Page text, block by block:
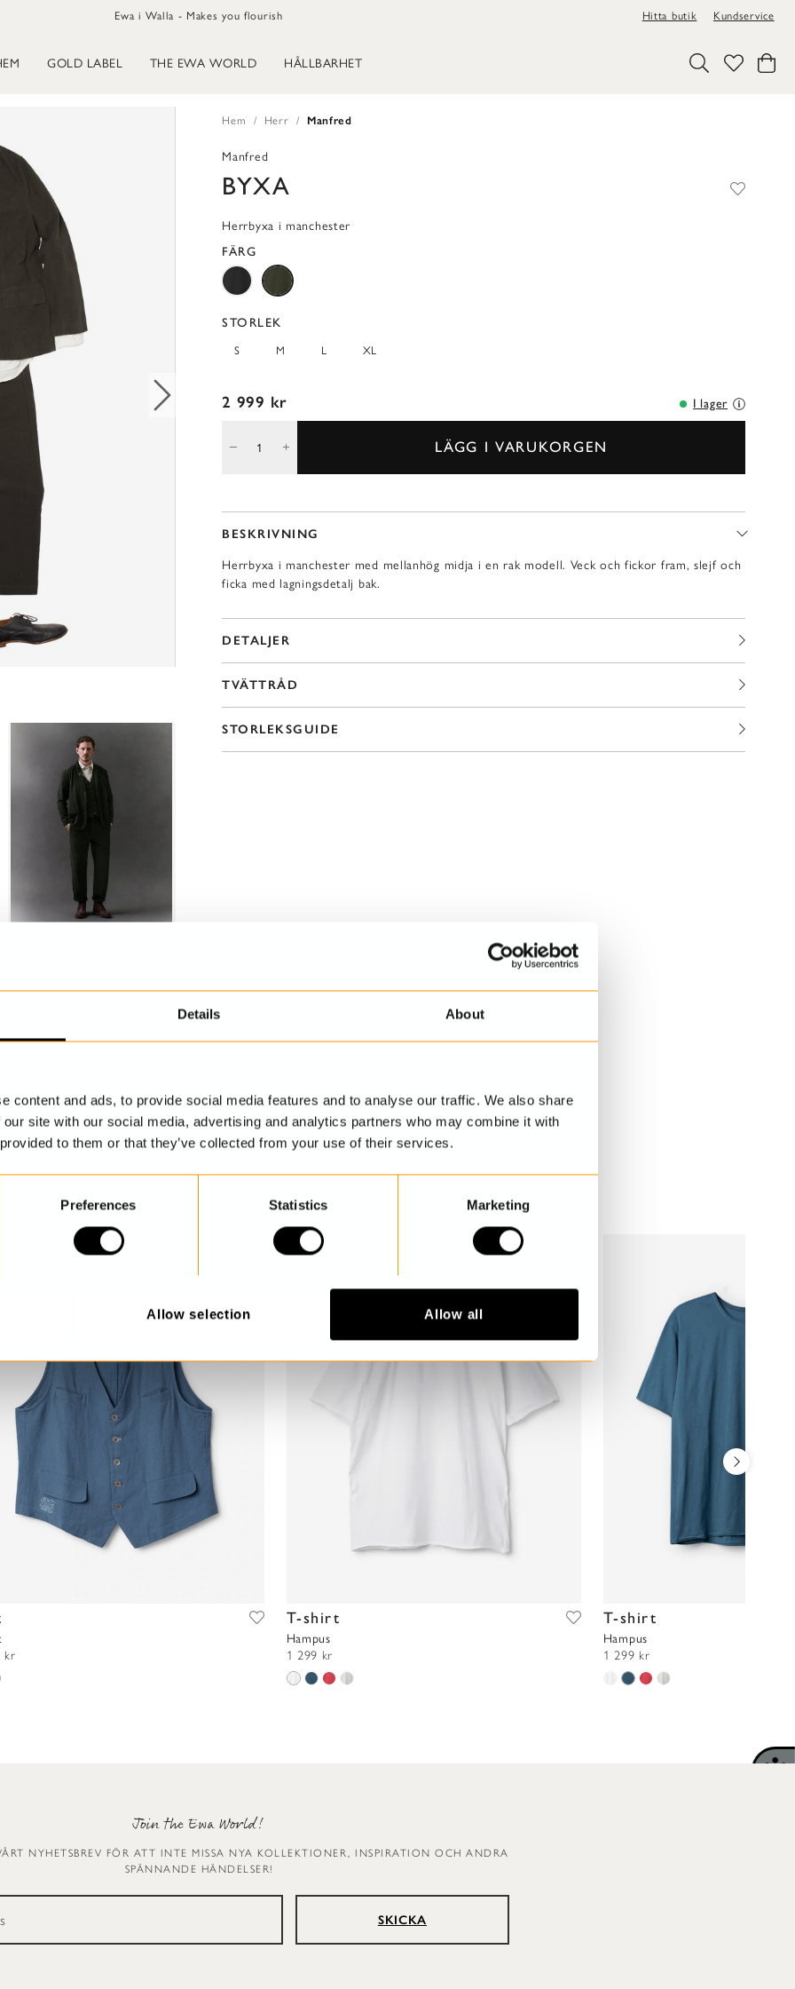
Details About
content and ads, to provide social media features and to analyse our traffic. We also share
site with our social media, advertising and analytics partners who may combine it with
to them or that they’ve collected from your use of their services.
Preferences Statistics Marketing
Allow selection Allow all
Ewa i Walla - Makes you flourish Hitta butik Kundservice
GOLD LABEL THE EWA WORLD HÅLLBARHET
Hem Herr Manfred
Manfred
BYXA
Herrbyxa i manchester
FÄRG
STORLEK
S M L XL
2 999 kr I lager
LÄGG I VARUKORGEN
BESKRIVNING
Herrbyxa i manchester med mellanhög midja i en rak modell. Veck och fickor fram, slejf och
ficka med lagningsdetalj bak.
DETALJER
TVÄTTRÅD
STORLEKSGUIDE
kr
T-shirt
Hampus
1 299 kr
T-shirt
Hampus
1 299 kr
Join the Ewa World!
NYHETSBREV FÖR ATT INTE MISSA NYA KOLLEKTIONER, INSPIRATION OCH ANDRA
SPÄNNANDE HÄNDELSER!
SKICKA